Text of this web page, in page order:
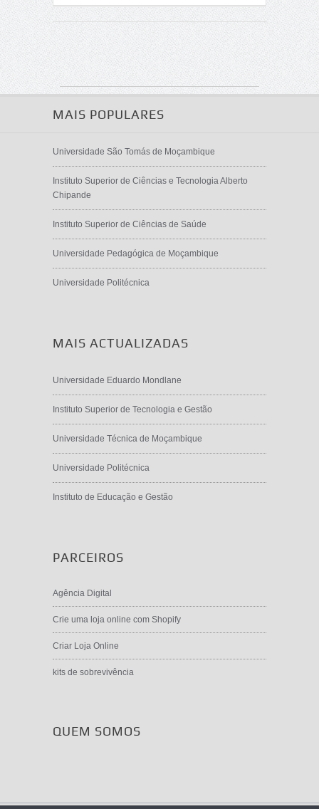
MAIS POPULARES
Universidade São Tomás de Moçambique
Instituto Superior de Ciências e Tecnologia Alberto
Chipande
Instituto Superior de Ciências de Saúde
Universidade Pedagógica de Moçambique
Universidade Politécnica
MAIS ACTUALIZADAS
Universidade Eduardo Mondlane
Instituto Superior de Tecnologia e Gestão
Universidade Técnica de Moçambique
Universidade Politécnica
Instituto de Educação e Gestão
PARCEIROS
Agência Digital
Crie uma loja online com Shopify
Criar Loja Online
kits de sobrevivência
QUEM SOMOS